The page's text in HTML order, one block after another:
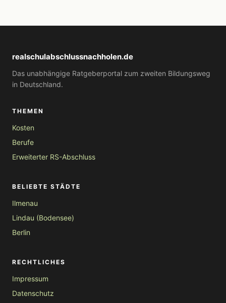
realschulabschlussnachholen.de
Das unabhängige Ratgeberportal zum zweiten Bildungsweg
in Deutschland.
THEMEN
Kosten
Berufe
Erweiterter RS-Abschluss
BELIEBTE STÄDTE
Ilmenau
Lindau (Bodensee)
Berlin
RECHTLICHES
Impressum
Datenschutz